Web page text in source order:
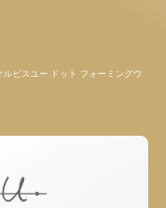
ビスユー ドット フォーミングウ